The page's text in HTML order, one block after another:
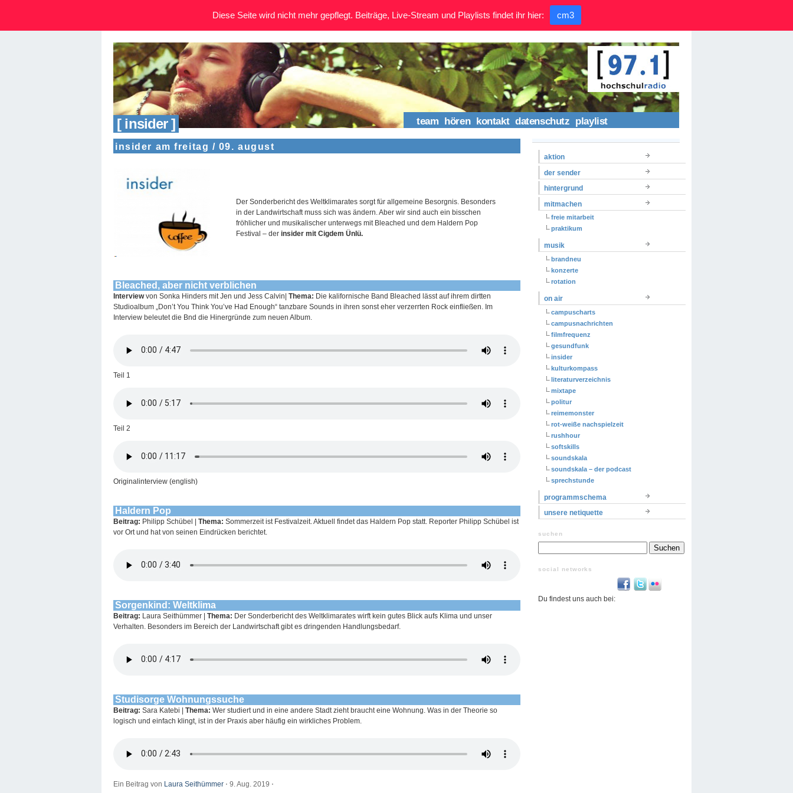
[ insider ] team hören kontakt datenschutz playlist
insider am freitag / 09. august
Der Sonderbericht des Weltklimarates sorgt für allgemeine Besorgnis. Besonders
in der Landwirtschaft muss sich was ändern. Aber wir sind auch ein bisschen
fröhlicher und musikalischer unterwegs mit Bleached und dem Haldern Pop
Festival – der insider mit Cigdem Ünlü.
Bleached, aber nicht verblichen
Interviewvon Sonka Hinders mit Jen und Jess Calvin| Thema: Die kalifornische Band Bleached lässt auf ihrem dirtten
Studioalbum „Don’t You Think You’ve Had Enough“ tanzbare Sounds in ihren sonst eher verzerrten Rock einfließen. Im
Interview beleutet die Bnd die Hinergründe zum neuen Album.
Teil 1
Teil 2
Originalinterview (english)
Haldern Pop
Beitrag: Philipp Schübel | Thema: Sommerzeit ist Festivalzeit. Aktuell findet das Haldern Pop statt. Reporter Philipp Schübel ist
vor Ort und hat von seinen Eindrücken berichtet.
Sorgenkind: Weltklima
Beitrag: Laura Seithümmer | Thema: Der Sonderbericht des Weltklimarates wirft kein gutes Blick aufs Klima und unser
Verhalten. Besonders im Bereich der Landwirtschaft gibt es dringenden Handlungsbedarf.
Studisorge Wohnungssuche
Beitrag: Sara Katebi | Thema: Wer studiert und in eine andere Stadt zieht braucht eine Wohnung. Was in der Theorie so
logisch und einfach klingt, ist in der Praxis aber häufig ein wirkliches Problem.
Ein Beitrag von Laura Seithümmer ⋅ 9. Aug. 2019 ⋅
aktion
der sender
hintergrund
mitmachen
freie mitarbeit
praktikum
musik
brandneu
konzerte
rotation
on air
campuscharts
campusnachrichten
filmfrequenz
gesundfunk
insider
kulturkompass
literaturverzeichnis
mixtape
politur
reimemonster
rot-weiße nachspielzeit
rushhour
softskills
soundskala
soundskala – der podcast
sprechstunde
programmschema
unsere netiquette
suchen
social networks
Du findest uns auch bei:
Diese Seite wird nicht mehr gepflegt. Beiträge, Live-Stream und Playlists findet ihr hier: cm3